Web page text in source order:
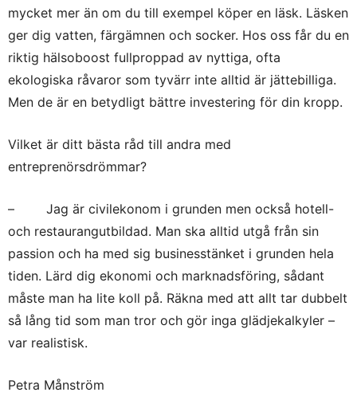
mycket mer än om du till exempel köper en läsk. Läsken
ger dig vatten, färgämnen och socker. Hos oss får du en
riktig hälsoboost fullproppad av nyttiga, ofta
ekologiska råvaror som tyvärr inte alltid är jättebilliga.
Men de är en betydligt bättre investering för din kropp.
Vilket är ditt bästa råd till andra med
entreprenörsdrömmar?
– Jag är civilekonom i grunden men också hotell-
och restaurangutbildad. Man ska alltid utgå från sin
passion och ha med sig businesstänket i grunden hela
tiden. Lärd dig ekonomi och marknadsföring, sådant
måste man ha lite koll på. Räkna med att allt tar dubbelt
så lång tid som man tror och gör inga glädjekalkyler –
var realistisk.
Petra Månström